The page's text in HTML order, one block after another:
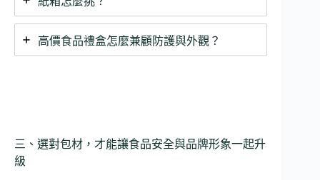
高價食品禮盒怎麼兼顧防護與外觀？
三、選對包材，才能讓食品安全與品牌形象一起升
級